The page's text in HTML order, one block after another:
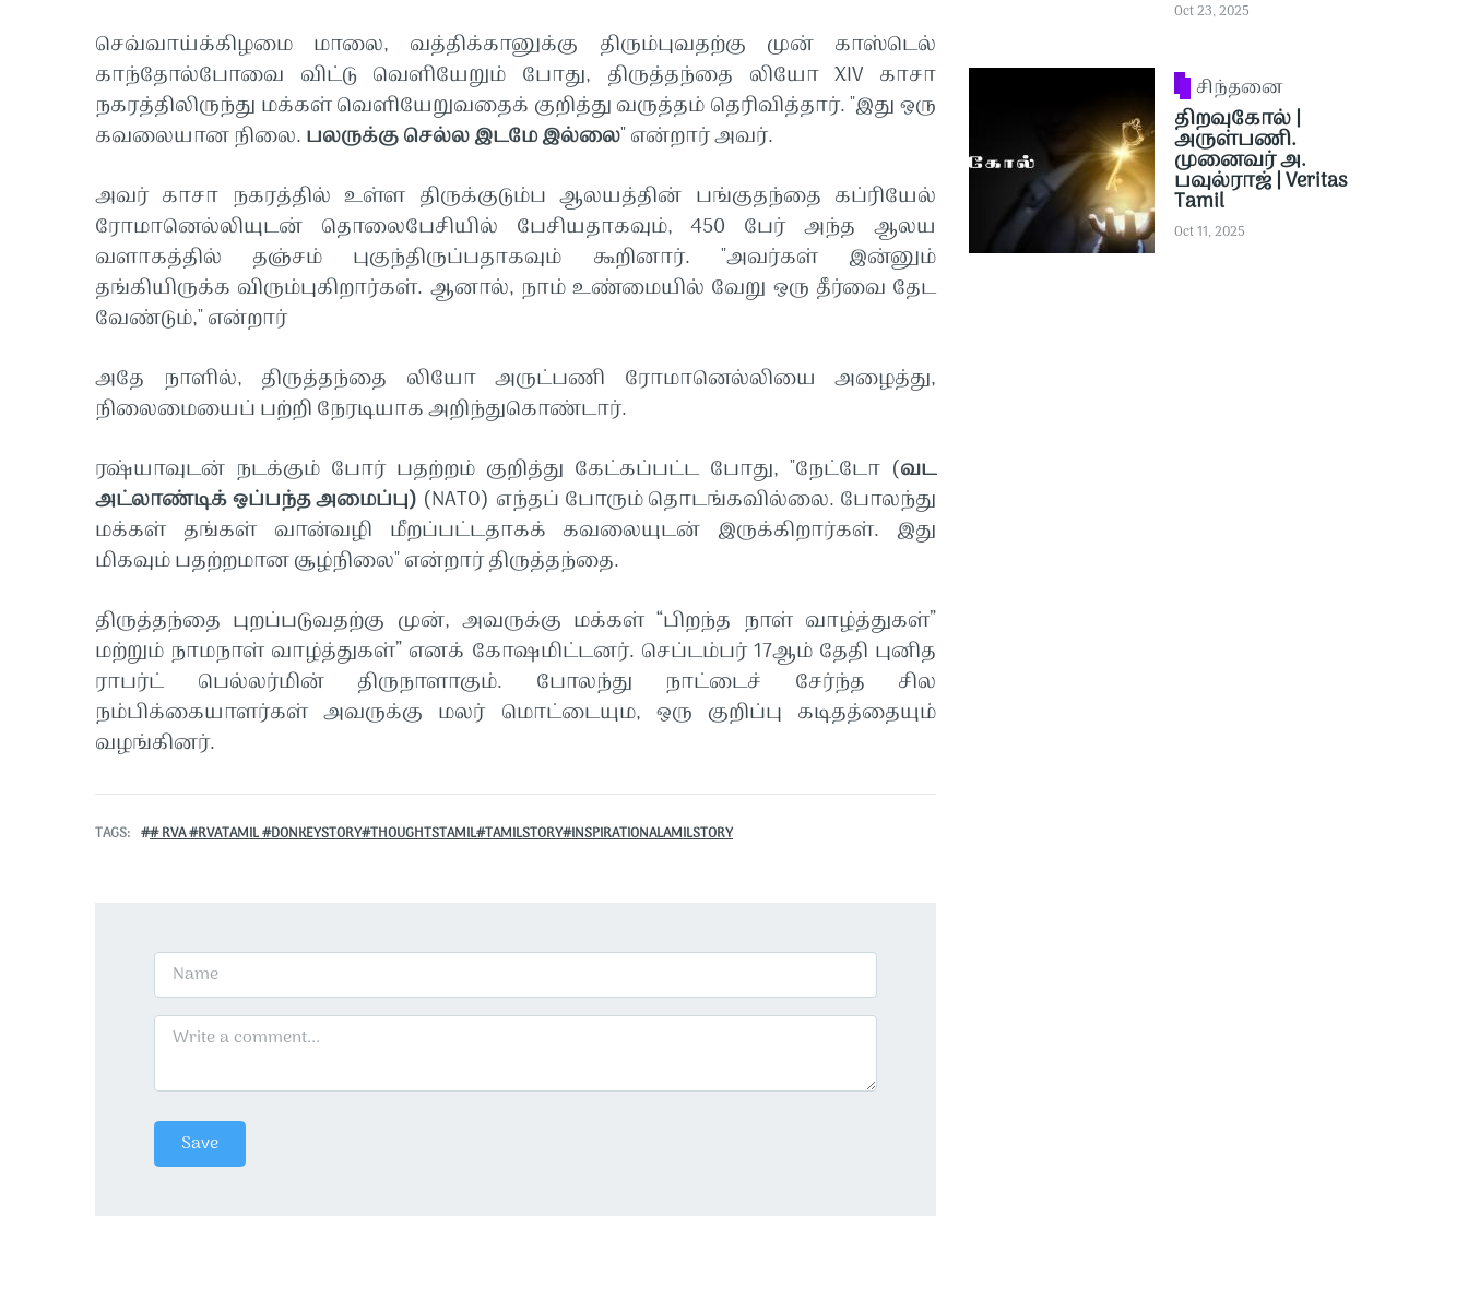
செவ்வாய்க்கிழமை மாலை, வத்திக்கானுக்கு திரும்புவதற்கு முன் காஸ்டெல்
காந்தோல்போவை விட்டு வெளியேறும் போது, திருத்தந்தை லியோ XIV காசா
நகரத்திலிருந்து மக்கள் வெளியேறுவதைக் குறித்து வருத்தம் தெரிவித்தார். "இது ஒரு
கவலையான நிலை. பலருக்கு செல்ல இடமே இல்லை" என்றார் அவர்.
அவர் காசா நகரத்தில் உள்ள திருக்குடும்ப ஆலயத்தின் பங்குதந்தை கப்ரியேல்
ரோமானெல்லியுடன் தொலைபேசியில் பேசியதாகவும், 450 பேர் அந்த ஆலய
வளாகத்தில் தஞ்சம் புகுந்திருப்பதாகவும் கூறினார். "அவர்கள் இன்னும்
தங்கியிருக்க விரும்புகிறார்கள். ஆனால், நாம் உண்மையில் வேறு ஒரு தீர்வை தேட
வேண்டும்," என்றார்
அதே நாளில், திருத்தந்தை லியோ அருட்பணி ரோமானெல்லியை அழைத்து,
நிலைமையைப் பற்றி நேரடியாக அறிந்துகொண்டார்.
ரஷ்யாவுடன் நடக்கும் போர் பதற்றம் குறித்து கேட்கப்பட்ட போது, "நேட்டோ (வட
அட்லாண்டிக் ஒப்பந்த அமைப்பு) (NATO) எந்தப் போரும் தொடங்கவில்லை. போலந்து
மக்கள் தங்கள் வான்வழி மீறப்பட்டதாகக் கவலையுடன் இருக்கிறார்கள். இது
மிகவும் பதற்றமான சூழ்நிலை" என்றார் திருத்தந்தை.
திருத்தந்தை புறப்படுவதற்கு முன், அவருக்கு மக்கள் “பிறந்த நாள் வாழ்த்துகள்”
மற்றும் நாமநாள் வாழ்த்துகள்” எனக் கோஷமிட்டனர். செப்டம்பர் 17ஆம் தேதி புனித
ராபர்ட் பெல்லர்மின் திருநாளாகும். போலந்து நாட்டைச் சேர்ந்த சில
நம்பிக்கையாளர்கள் அவருக்கு மலர் மொட்டையும, ஒரு குறிப்பு கடிதத்தையும்
வழங்கினர்.
TAGS # RVA #RVATAMIL #DONKEYSTORY#THOUGHTSTAMIL#TAMILSTORY#INSPIRATIONALAMILSTORY
Oct 23, 2025
சிந்தனை
திறவுகோல் |
அருள்பணி.
முனைவர் அ.
பவுல்ராஜ் | Veritas
Tamil
Oct 11, 2025